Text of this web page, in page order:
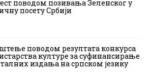
поводом позивања Зеленског у
посету Србији
поводом резултата конкурса
културе за суфинансирање
издања на српском језику